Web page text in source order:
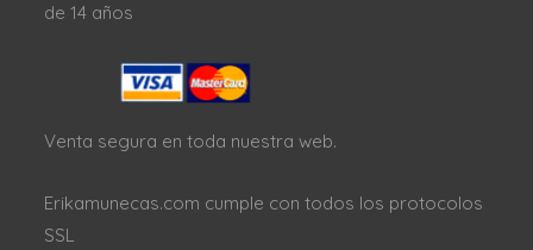
de 14 años
Venta segura en toda nuestra web.
Erikamunecas.com cumple con todos los protocolos
SSL